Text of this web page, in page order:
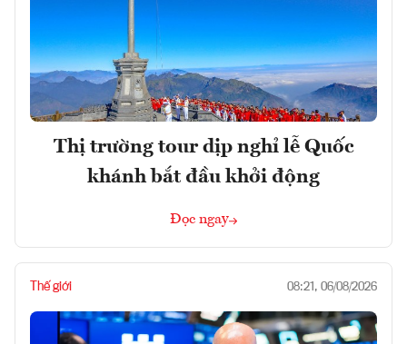
Thị trường tour dịp nghỉ lễ Quốc
khánh bắt đầu khởi động
Đọc ngay
Thế giới 08:21, 06/08/2026